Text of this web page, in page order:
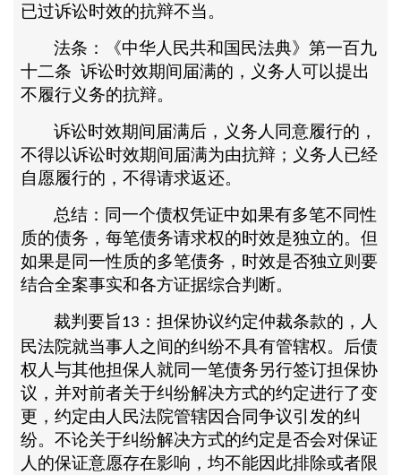
已过诉讼时效的抗辩不当。
法条：《中华人民共和国民法典》第一百九
十二条 诉讼时效期间届满的，义务人可以提出
不履行义务的抗辩。
诉讼时效期间届满后，义务人同意履行的，
不得以诉讼时效期间届满为由抗辩；义务人已经
自愿履行的，不得请求返还。
总结：同一个债权凭证中如果有多笔不同性
质的债务，每笔债务请求权的时效是独立的。但
如果是同一性质的多笔债务，时效是否独立则要
结合全案事实和各方证据综合判断。
裁判要旨13 ：担保协议约定仲裁条款的，人
民法院就当事人之间的纠纷不具有管辖权。后债
权人与其他担保人就同一笔债务另行签订担保协
议，并对前者关于纠纷解决方式的约定进行了变
更，约定由人民法院管辖因合同争议引发的纠
纷。不论关于纠纷解决方式的约定是否会对保证
人的保证意愿存在影响，均不能因此排除或者限